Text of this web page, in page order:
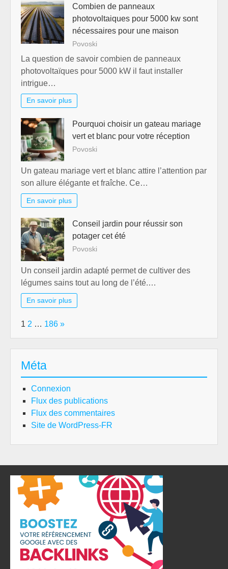
Combien de panneaux
photovoltaiques pour 5000 kw sont
nécessaires pour une maison
Povoski
La question de savoir combien de panneaux
photovoltaïques pour 5000 kW il faut installer
intrigue…
En savoir plus
Pourquoi choisir un gateau mariage
vert et blanc pour votre réception
Povoski
Un gateau mariage vert et blanc attire l’attention par
son allure élégante et fraîche. Ce…
En savoir plus
Conseil jardin pour réussir son
potager cet été
Povoski
Un conseil jardin adapté permet de cultiver des
légumes sains tout au long de l’été.…
En savoir plus
Page:
1 2 … 186 Next
»
Méta
Connexion
Flux des publications
Flux des commentaires
Site de WordPress-FR